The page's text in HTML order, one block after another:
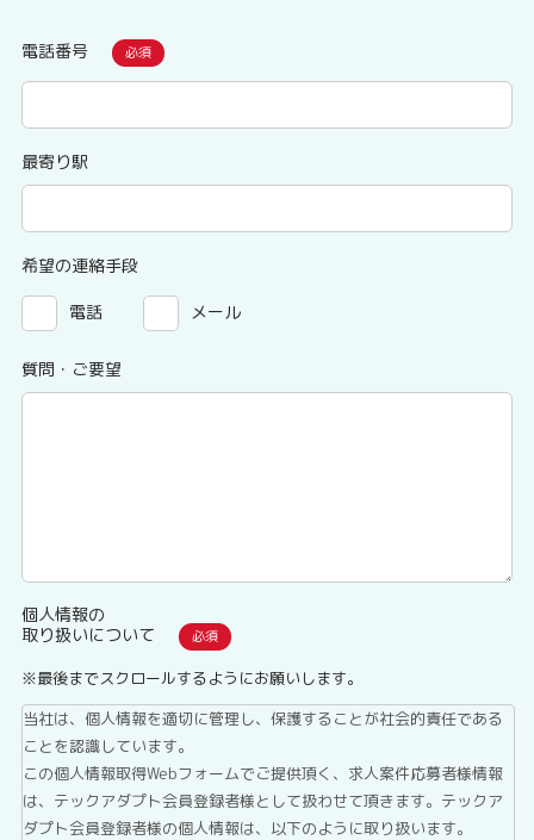
電話番号
最寄り駅
希望の連絡手段
電話 メール
質問・ご要望
個人情報の
取り扱いについて
※最後までスクロールするようにお願いします。
当社は、個人情報を適切に管理し、保護することが社会的責任である
ことを認識しています。
この個人情報取得Webフォームでご提供頂く、求人案件応募者様情報
は、テックアダプト会員登録者様として扱わせて頂きます。テックア
ダプト会員登録者様の個人情報は、以下のように取り扱います。